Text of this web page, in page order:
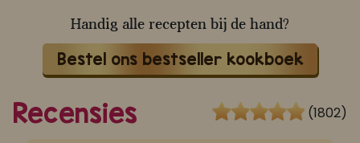
Handig alle recepten bij de hand?
Bestel ons bestseller kookboek
Recensies (1802)